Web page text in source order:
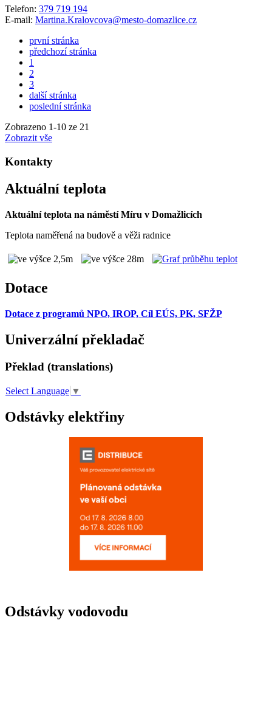
Telefon: 379 719 194
E-mail: Martina.Kralovcova@mesto-domazlice.cz
první stránka
předchozí stránka
1
2
3
další stránka
poslední stránka
Zobrazeno 1-10 ze 21
Zobrazit vše
Kontakty
Aktuální teplota
Aktuální teplota na náměstí Míru v Domažlicích
Teplota naměřená na budově a věži radnice
Dotace
Dotace z programů NPO, IROP, Cíl EÚS, PK, SFŽP
Univerzální překladač
Překlad (translations)
Select Language ▼
Odstávky elektřiny
Odstávky vodovodu